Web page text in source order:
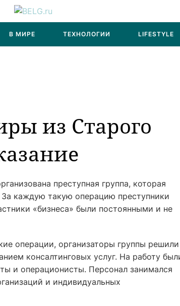
В МИРЕ ТЕХНОЛОГИИ LIFESTYLE
из Старого
преступная группа, которая
каждую такую операцию преступники
«бизнеса» были постоянными и не
операции, организаторы группы решили
консалтинговых услуг. На работу
и операционисты. Персонал занимался
и индивидуальных